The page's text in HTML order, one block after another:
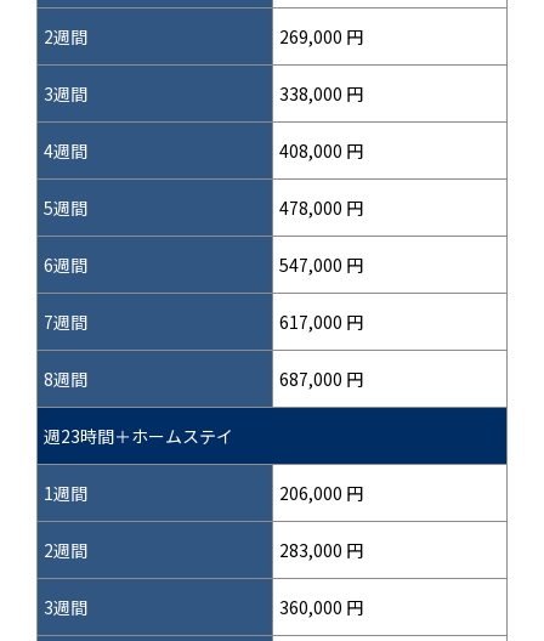
2週間 269,000 円
3週間 338,000 円
4週間 408,000 円
5週間 478,000 円
6週間 547,000 円
7週間 617,000 円
8週間 687,000 円
週23時間＋ホームステイ
1週間 206,000 円
2週間 283,000 円
3週間 360,000 円